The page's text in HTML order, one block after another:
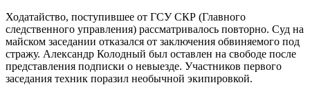
Ходатайство, поступившее от ГСУ СКР (Главного
следственного управления) рассматривалось повторно. Суд на
майском заседании отказался от заключения обвиняемого под
стражу. Александр Колодный был оставлен на свободе после
представления подписки о невыезде. Участников первого
заседания техник поразил необычной экипировкой.